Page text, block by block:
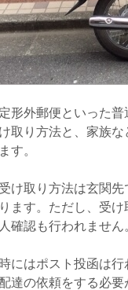
形外郵便といった
取り方法と、家族
す。
け取り方法は玄関
ます。ただし、受
確認も行われません
にはポスト投函は
達の依頼をする必要